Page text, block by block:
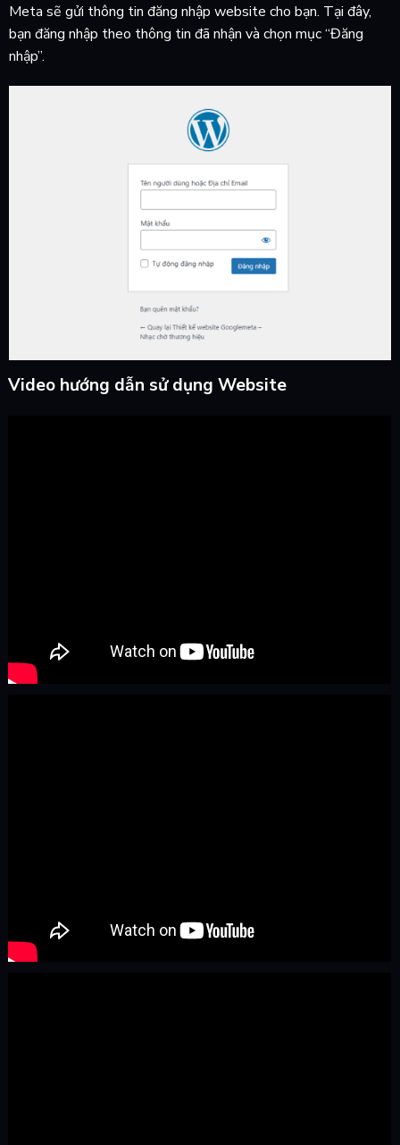
Meta sẽ gửi thông tin đăng nhập website cho bạn. Tại đây,
bạn đăng nhập theo thông tin đã nhận và chọn mục “Đăng
nhập”.
Video hướng dẫn sử dụng Website